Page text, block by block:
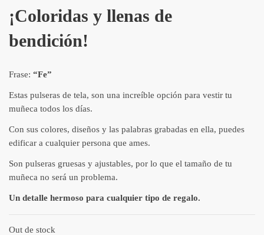
¡Coloridas y llenas de
bendición!
Frase: “Fe”
Estas pulseras de tela, son una increíble opción para vestir tu
muñeca todos los días.
Con sus colores, diseños y las palabras grabadas en ella, puedes
edificar a cualquier persona que ames.
Son pulseras gruesas y ajustables, por lo que el tamaño de tu
muñeca no será un problema.
Un detalle hermoso para cualquier tipo de regalo.
Out de stock